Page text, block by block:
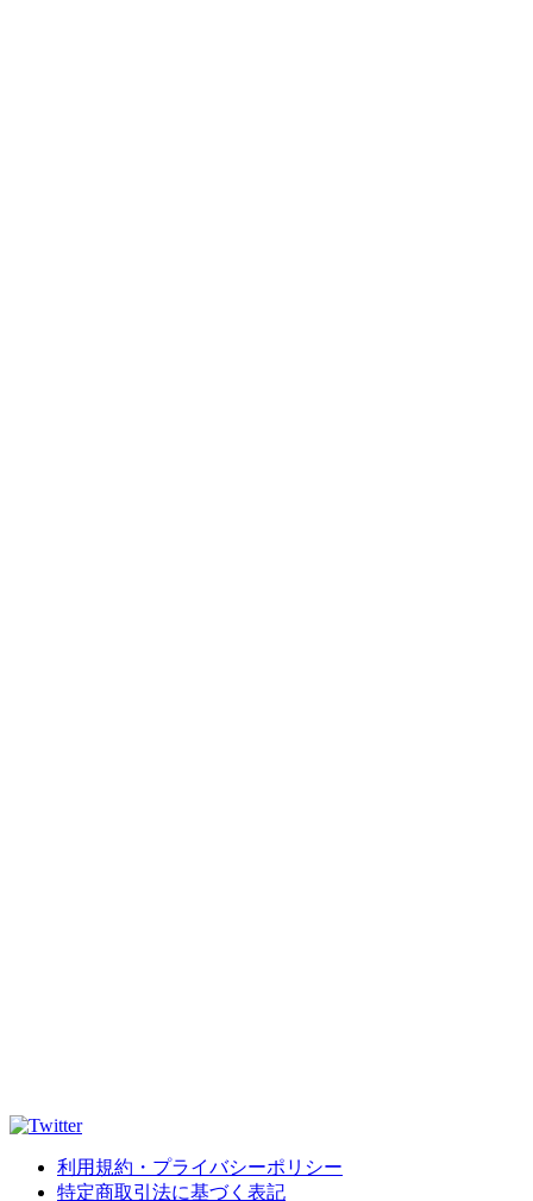
利用規約・プライバシーポリシー
特定商取引法に基づく表記